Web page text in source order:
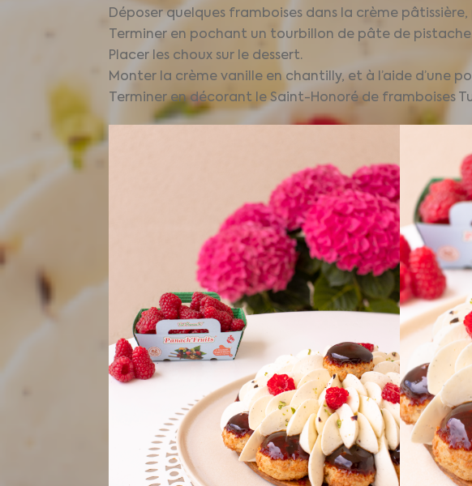
Déposer quelques framboises dans la crème
Terminer en pochant un tourbillon de pâte de
Placer les choux sur le dessert.
Monter la crème vanille en chantilly, et à l’aide d’une
Terminer en décorant le Saint-Honoré de framboises